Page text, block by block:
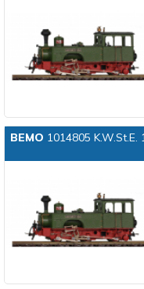
BEMO 1014805